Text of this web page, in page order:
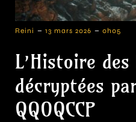
Reini - 13 mars 2026 - 0h05
L’Histoire des
décryptées
QQOQCCP